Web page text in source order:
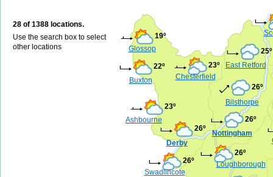
28 of 1388 locations.
Use the search box to select
other locations
Nottingham
26º
Derby
26º
Chesterfield
23º
Loughborough
26º
Swadlincote
26º
Glossop
19º
East Retford
25º
Buxton
22º
Ashbourne
23º Bilsthorpe
26º